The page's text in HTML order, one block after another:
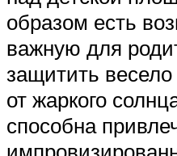
образом есть
важную для
защитить
от жаркого
способна